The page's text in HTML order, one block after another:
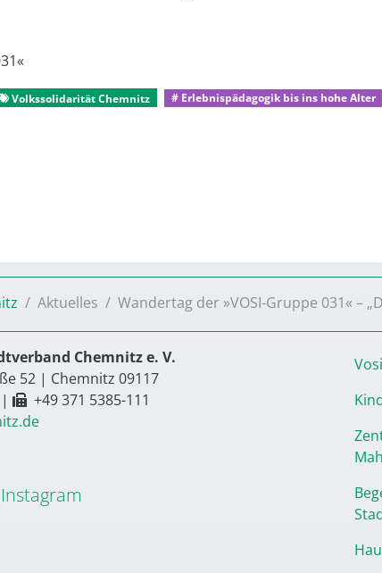
Volkssolidarität Chemnitz
# Erlebnispädagogik bis ins hohe Alter
Aktuelles Wandertag der »VOSI-Gruppe 031« –
Chemnitz e. V.
52 | Chemnitz 09117
|
+49 371 5385-111
Instagram